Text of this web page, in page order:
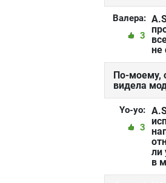
Валера:
3
не
По-моему,
видела
Yo-yo:
3
ли
в